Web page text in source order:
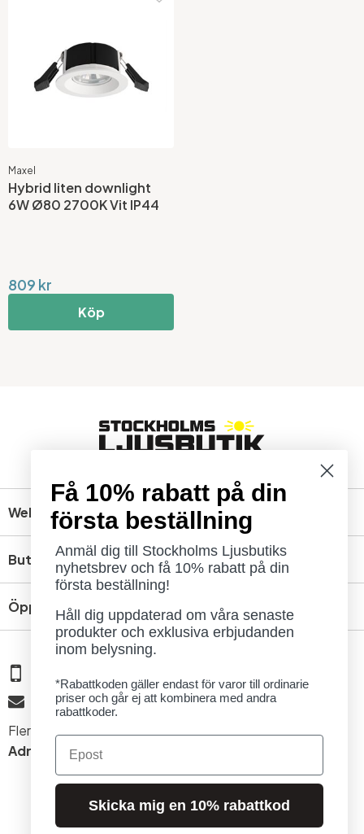
Maxel
Hybrid liten downlight
6W Ø80 2700K Vit IP44
809 kr
Köp
Webbshop
Butik
Öppettider
info@ljusbutik.se
Fler kontaktuppgifter »
Adress:
Kungsholmsgatan 6, 112 27 Stockholm
Få 10% rabatt på din
första beställning
Anmäl dig till Stockholms Ljusbutiks
nyhetsbrev och få 10% rabatt på din
första beställning!
Håll dig uppdaterad om våra senaste
produkter och exklusiva erbjudanden
inom belysning.
*Rabattkoden gäller endast för varor till ordinarie
priser och går ej att kombinera med andra
rabattkoder.
Email
Skicka mig en 10% rabattkod